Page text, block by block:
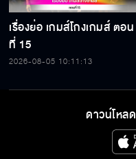
เรื่องย่อ เกมส์โกงเกมส์ ตอน
ที่ 15
2026-08-05 10:11:13
ดาวน์โหลด